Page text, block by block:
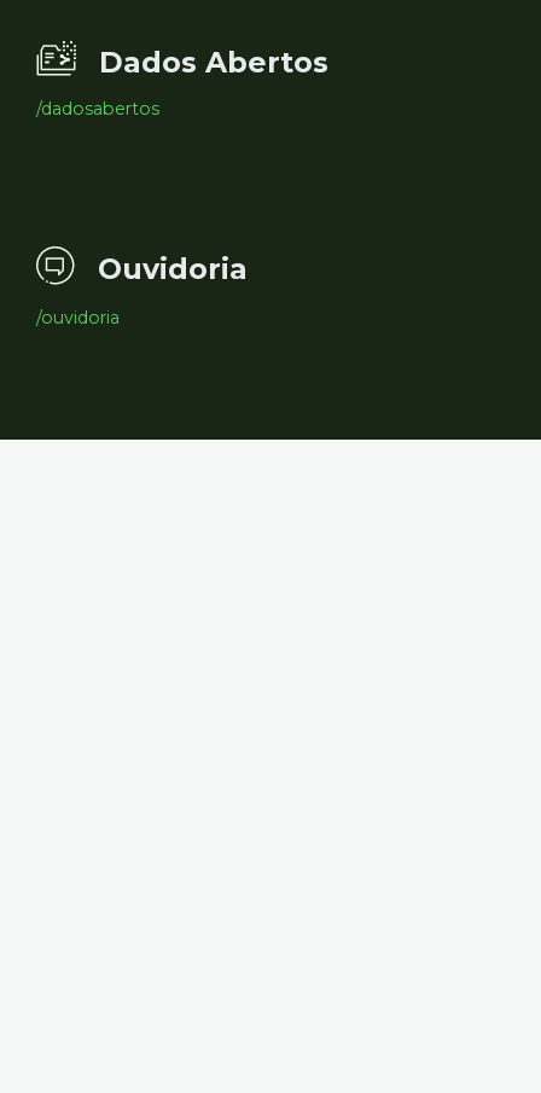
Dados Abertos
/dadosabertos
Ouvidoria
/ouvidoria